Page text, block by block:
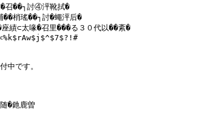
召��┐討④泙靴拭�
梢瑤��┐討�蠅泙后�
績⊂太喙�召里���る３０代以��紊�
中です。
�釶鹿曽